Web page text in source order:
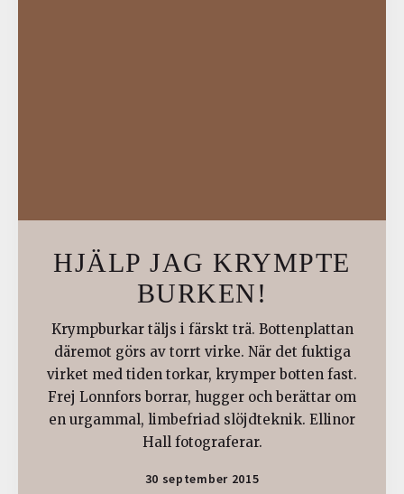
HJÄLP JAG KRYMPTE
BURKEN!
Krympburkar täljs i färskt trä. Bottenplattan
däremot görs av torrt virke. När det fuktiga
virket med tiden torkar, krymper botten fast.
Frej Lonnfors borrar, hugger och berättar om
en urgammal, limbefriad slöjdteknik. Ellinor
Hall fotograferar.
30 september 2015